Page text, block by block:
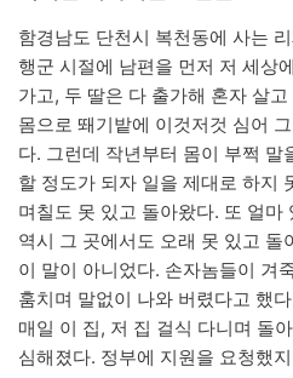
함경남도 단천시 복천동에 사는
행군 시절에 남편을 먼저 저 세상
가고, 두 딸은 다 출가해 혼자 살
몸으로 뙈기밭에 이것저것 심어
다. 그런데 작년부터 몸이 부쩍 말
할 정도가 되자 일을 제대로 하지
며칠도 못 있고 돌아왔다. 또 얼마
역시 그 곳에서도 오래 못 있고 돌
이 말이 아니었다. 손자놈들이 겨
훔치며 말없이 나와 버렸다고 했
매일 이 집, 저 집 걸식 다니며 돌
심해졌다. 정부에 지원을 요청했